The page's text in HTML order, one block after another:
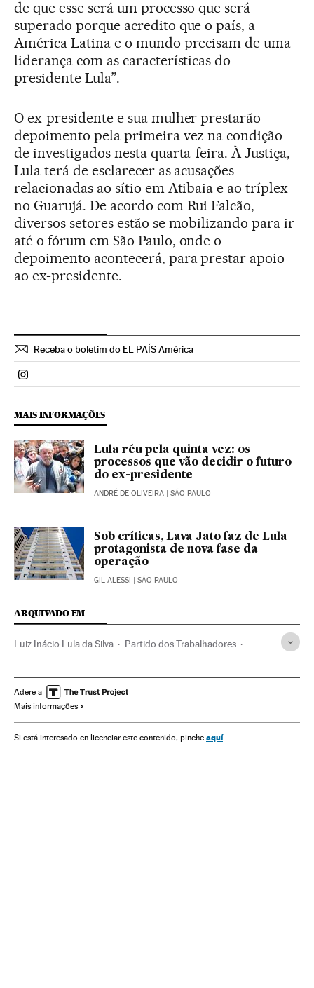
de que esse será um processo que será
superado porque acredito que o país, a
América Latina e o mundo precisam de uma
liderança com as características do
presidente Lula”.
O ex-presidente e sua mulher prestarão
depoimento pela primeira vez na condição
de investigados nesta quarta-feira. À Justiça,
Lula terá de esclarecer as acusações
relacionadas ao sítio em Atibaia e ao tríplex
no Guarujá. De acordo com Rui Falcão,
diversos setores estão se mobilizando para ir
até o fórum em São Paulo, onde o
depoimento acontecerá, para prestar apoio
ao ex-presidente.
Receba o boletim do EL PAÍS América
Politica El País Brasil en Instagram
MAIS INFORMAÇÕES
Lula réu pela quinta vez: os
processos que vão decidir o futuro
do ex-presidente
ANDRÉ DE OLIVEIRA | SÃO PAULO
Sob críticas, Lava Jato faz de Lula
protagonista de nova fase da
operação
GIL ALESSI | SÃO PAULO
ARQUIVADO EM
Luiz Inácio Lula da Silva Partido dos Trabalhadores
Corrupção política Governo Brasil
Política Administração pública Justiça
Adere a
Mais informações
Si está interesado en licenciar este contenido, pinche aquí